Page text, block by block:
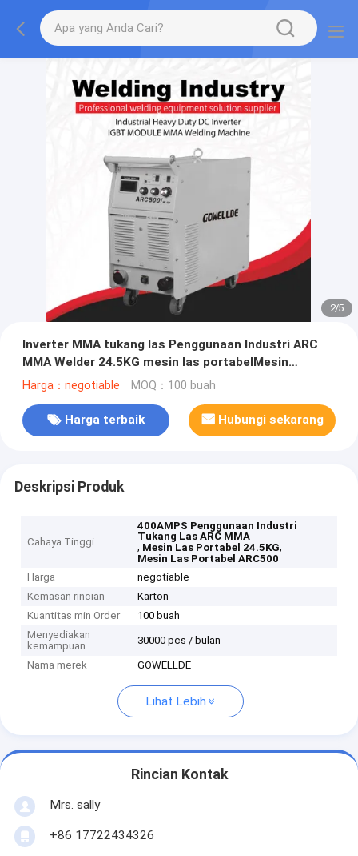
2/5
Inverter MMA tukang las Penggunaan Industri ARC
MMA Welder 24.5KG mesin las portabelMesin
ARC500
Harga：negotiable MOQ：100 buah
Harga terbaik Hubungi sekarang
Deskripsi Produk
Cahaya Tinggi
400AMPS Penggunaan Industri
Tukang Las ARC MMA
, Mesin Las Portabel 24.5KG,
Mesin Las Portabel ARC500
Harga
negotiable
Kemasan rincian
Karton
Kuantitas min Order
100 buah
Menyediakan
kemampuan
30000 pcs / bulan
Nama merek GOWELLDE
Lihat Lebih
Rincian Kontak
Mrs. sally
+86 17722434326